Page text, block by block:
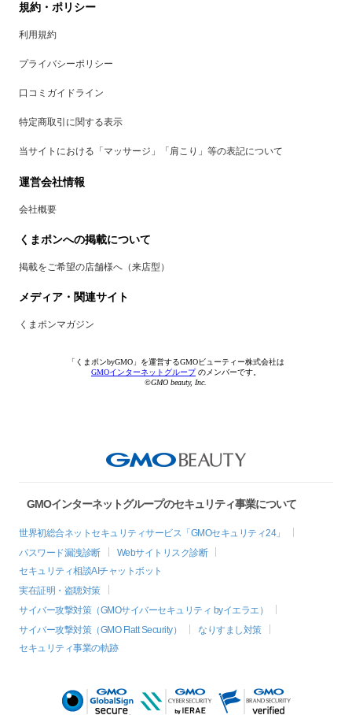
規約・ポリシー
利用規約
プライバシーポリシー
口コミガイドライン
特定商取引に関する表示
当サイトにおける「マッサージ」「肩こり」等の表記について
運営会社情報
会社概要
くまポンへの掲載について
掲載をご希望の店舗様へ（来店型）
メディア・関連サイト
くまポンマガジン
「くまポンbyGMO」を運営するGMOビューティー株式会社は
GMOインターネットグループのメンバーです。
©GMO beauty, Inc.
GMOインターネットグループのセキュリティ事業について
世界初総合ネットセキュリティサービス「GMOセキュリティ24」
パスワード漏洩診断
Webサイトリスク診断
セキュリティ相談AIチャットボット
実在証明・盗聴対策
サイバー攻撃対策（GMOサイバーセキュリティ byイエラエ）
サイバー攻撃対策（GMO Flatt Security）
なりすまし対策
セキュリティ事業の軌跡